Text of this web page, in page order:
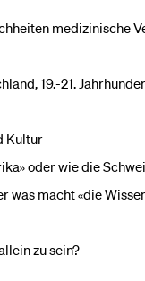
medizinische
19.-21.
Kultur
oder wie die
was macht «die
zu sein?